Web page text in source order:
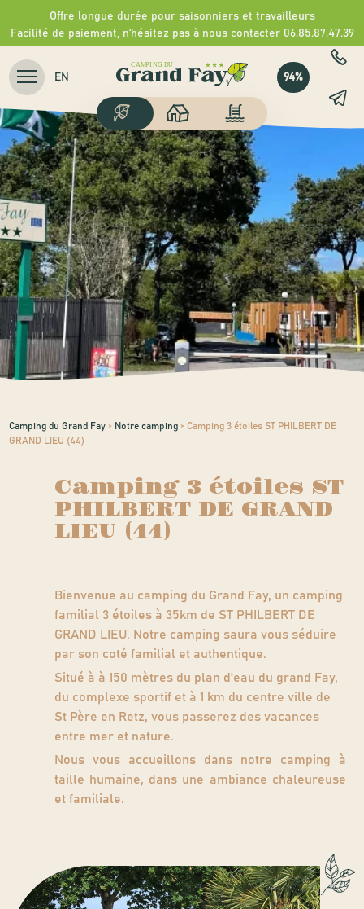
Offre longue durée pour saisonniers et travailleurs
Facilité de paiement, n'hésitez pas à nous contacter 06.85.87.47.39
EN 94%
Camping du Grand Fay > Notre camping > Camping 3 étoiles ST PHILBERT DE
GRAND LIEU (44)
Camping 3 étoiles ST
PHILBERT DE GRAND
LIEU (44)
Bienvenue au camping du Grand Fay, un camping
familial 3 étoiles à 35km de ST PHILBERT DE
GRAND LIEU. Notre camping saura vous séduire
par son coté familial et authentique.
Situé à à 150 mètres du plan d'eau du grand Fay,
du complexe sportif et à 1 km du centre ville de
St Père en Retz, vous passerez des vacances
entre mer et nature.
Nous vous accueillons dans notre camping à
taille humaine, dans une ambiance chaleureuse
et familiale.